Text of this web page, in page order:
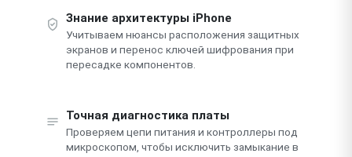
Знание архитектуры iPhone
Учитываем нюансы расположения защитных
экранов и перенос ключей шифрования при
пересадке компонентов.
Точная диагностика платы
Проверяем цепи питания и контроллеры под
микроскопом, чтобы исключить замыкание в